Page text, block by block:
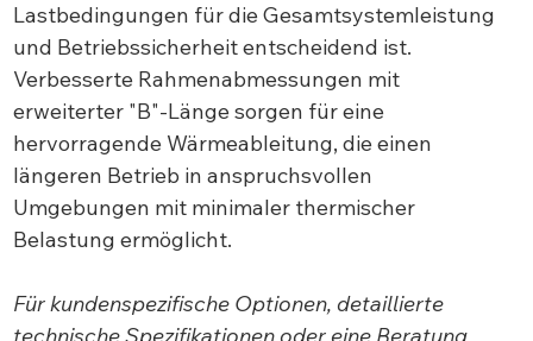
Lastbedingungen für die Gesamtsystemleistung
und Betriebssicherheit entscheidend ist.
Verbesserte Rahmenabmessungen mit
erweiterter "B"-Länge sorgen für eine
hervorragende Wärmeableitung, die einen
längeren Betrieb in anspruchsvollen
Umgebungen mit minimaler thermischer
Belastung ermöglicht.
Für kundenspezifische Optionen, detaillierte